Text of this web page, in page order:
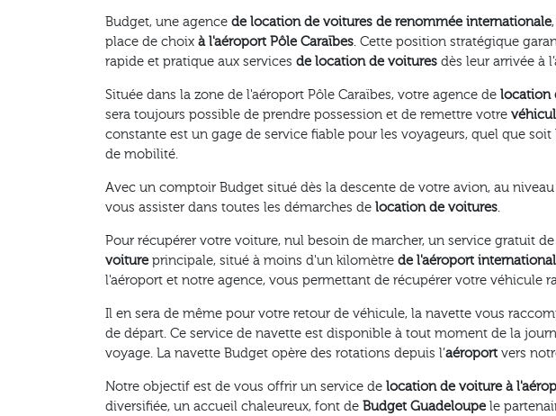
Budget, une agence de location de voitures de renommée internationale
place de choix à l'aéroport Pôle Caraïbes. Cette position stratégique
rapide et pratique aux services de location de voitures dès leur arrivée à
Située dans la zone de l'aéroport Pôle Caraïbes, votre agence de location
sera toujours possible de prendre possession et de remettre votre
constante est un gage de service fiable pour les voyageurs, quel que
de mobilité.
Avec un comptoir Budget situé dès la descente de votre avion, au
vous assister dans toutes les démarches de location de voitures.
Pour récupérer votre voiture, nul besoin de marcher, un service gratuit
voiture principale, situé à moins d'un kilomètre de l'aéroport
l'aéroport et notre agence, vous permettant de récupérer votre véhicule
Il en sera de même pour votre retour de véhicule, la navette vous
de départ. Ce service de navette est disponible à tout moment de la
voyage. La navette Budget opère des rotations depuis l’aéroport vers
Notre objectif est de vous offrir un service de location de voiture à
diversifiée, un accueil chaleureux, font de Budget Guadeloupe le